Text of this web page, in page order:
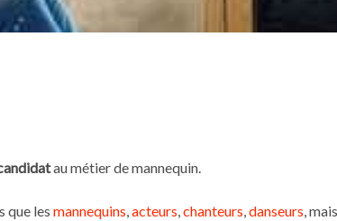
au métier de mannequin.
que les mannequins,acteurs,chanteurs,danseurs,